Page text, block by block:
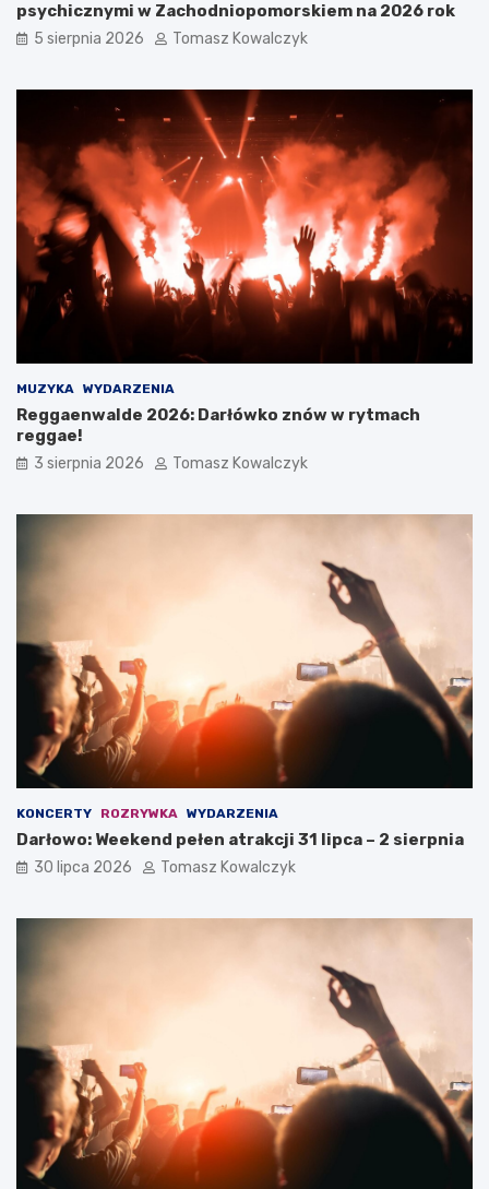
psychicznymi w Zachodniopomorskiem na 2026 rok
5 sierpnia 2026 Tomasz Kowalczyk
MUZYKA WYDARZENIA
Reggaenwalde 2026: Darłówko znów w rytmach
reggae!
3 sierpnia 2026 Tomasz Kowalczyk
KONCERTY ROZRYWKA WYDARZENIA
Darłowo: Weekend pełen atrakcji 31 lipca – 2 sierpnia
30 lipca 2026 Tomasz Kowalczyk